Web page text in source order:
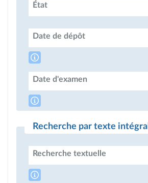
État
Date de dépôt
Date d'examen
Recherche par texte intégral
Recherche textuelle